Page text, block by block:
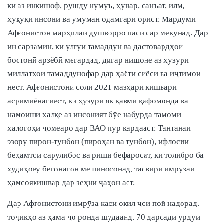
ки аз инкишоф, рушду нумуъ, ҳунар, санъат, илм,
ҳуқуқи инсонӣ ва умуман одамгарӣ орист. Мардуми
Афғонистон марҳилаи душворро паси сар мекунад. Дар
ин сарзамин, ки улгуи тамаддун ва дастовардҳои
бостонӣ арзёбӣ мегардад, дигар нишоне аз ҳузури
миллатҳои тамаддунофар дар ҳаёти сиёсӣ ва иҷтимоӣ
нест. Афғонистони соли 2021 мазҳари кишвари
асримиёнагиест, ки ҳузури як қавми қафомонда ва
намоиши халқе аз инсоният бӯе набурда тамоми
халогоҳи ҷомеаро дар ВАО пур кардааст. Тантанаи
эзору пирон-тунбон (пироҳан ва тунбон), ифлосии
беҳамтои сарулибос ва риши бефаросат, ки толибро ба
худиҳову бегонагон мешиносонад, тасвири имрӯзаи
ҳамсоякишвар дар зеҳни ҷаҳон аст.
Дар Афғонистони имрӯза каси оқил ҷои пой надорад.
тоҷикҳо аз ҳама ҷо ронда шудаанд. 70 дарсади урдуи